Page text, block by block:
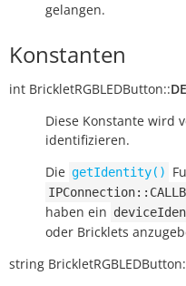
gelangen.
Konstanten
int BrickletRGBLEDButton::
Diese Konstante wird
identifizieren.
Die getIdentity()
haben ein
oder Bricklets
string